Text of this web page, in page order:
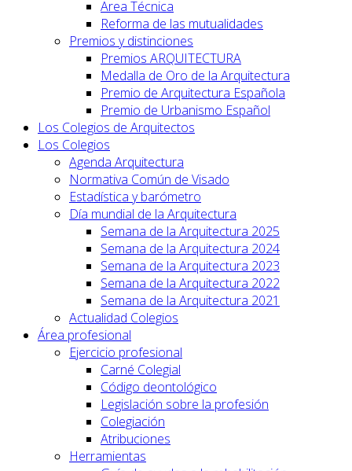
Area Técnica
Reforma de las mutualidades
Premios y distinciones
Premios ARQUITECTURA
Medalla de Oro de la Arquitectura
Premio de Arquitectura Española
Premio de Urbanismo Español
Los Colegios de Arquitectos
Los Colegios
Agenda Arquitectura
Normativa Común de Visado
Estadística y barómetro
Día mundial de la Arquitectura
Semana de la Arquitectura 2025
Semana de la Arquitectura 2024
Semana de la Arquitectura 2023
Semana de la Arquitectura 2022
Semana de la Arquitectura 2021
Actualidad Colegios
Área profesional
Ejercicio profesional
Carné Colegial
Código deontológico
Legislación sobre la profesión
Colegiación
Atribuciones
Herramientas